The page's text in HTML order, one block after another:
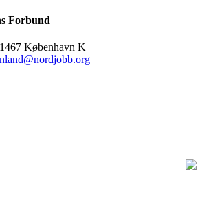
Forbund
København K